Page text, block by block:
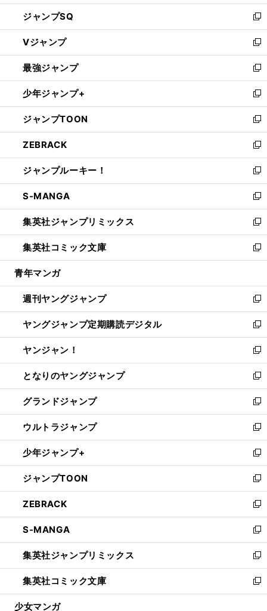
し
い
ウ
ィ
ン
ド
ウ
で
開
く
ジャンプSQ
新
し
い
ウ
ィ
ン
ド
ウ
で
開
く
Vジャンプ
新
し
い
ウ
ィ
ン
ド
ウ
で
開
く
最強ジャンプ
新
し
い
ウ
ィ
ン
ド
ウ
で
開
く
少年ジャンプ+
新
し
い
ウ
ィ
ン
ド
ウ
で
開
く
ジャンプTOON
新
し
い
ウ
ィ
ン
ド
ウ
で
開
く
ZEBRACK
新
し
い
ウ
ィ
ン
ド
ウ
で
開
ジャンプルーキー！
新
し
い
ウ
ィ
ン
ド
ウ
開
く
S-MANGA
新
し
い
ウ
ィ
ン
ウ
で
開
く
集英社ジャンプリミックス
新
し
い
ウ
ン
ド
ウ
で
開
く
集英社コミック文庫
新
し
ウ
ィ
ン
ド
ウ
で
開
く
青年マンガ
週刊ヤングジャンプ
新
し
い
ウ
ィ
ン
ド
ウ
で
開
く
ヤングジャンプ定期購読デジタル
新
し
い
ウ
ィ
ン
ド
ウ
で
開
く
ヤンジャン！
新
し
い
ウ
ィ
ン
ド
ウ
で
開
く
となりのヤングジャンプ
新
し
い
ウ
ィ
ン
ド
ウ
で
開
く
グランドジャンプ
新
し
い
ウ
ィ
ン
ド
ウ
で
開
く
ウルトラジャンプ
新
し
い
ウ
ィ
ン
ド
ウ
で
開
く
少年ジャンプ+
新
し
い
ウ
ィ
ン
ド
ウ
で
開
く
ジャンプTOON
新
し
い
ウ
ィ
ン
ド
ウ
で
開
ZEBRACK
新
し
い
ウ
ィ
ン
ド
ウ
S-MANGA
新
し
い
ウ
ィ
ン
集英社ジャンプリミックス
新
し
い
ウ
集英社コミック文庫
新
し
少女マンガ